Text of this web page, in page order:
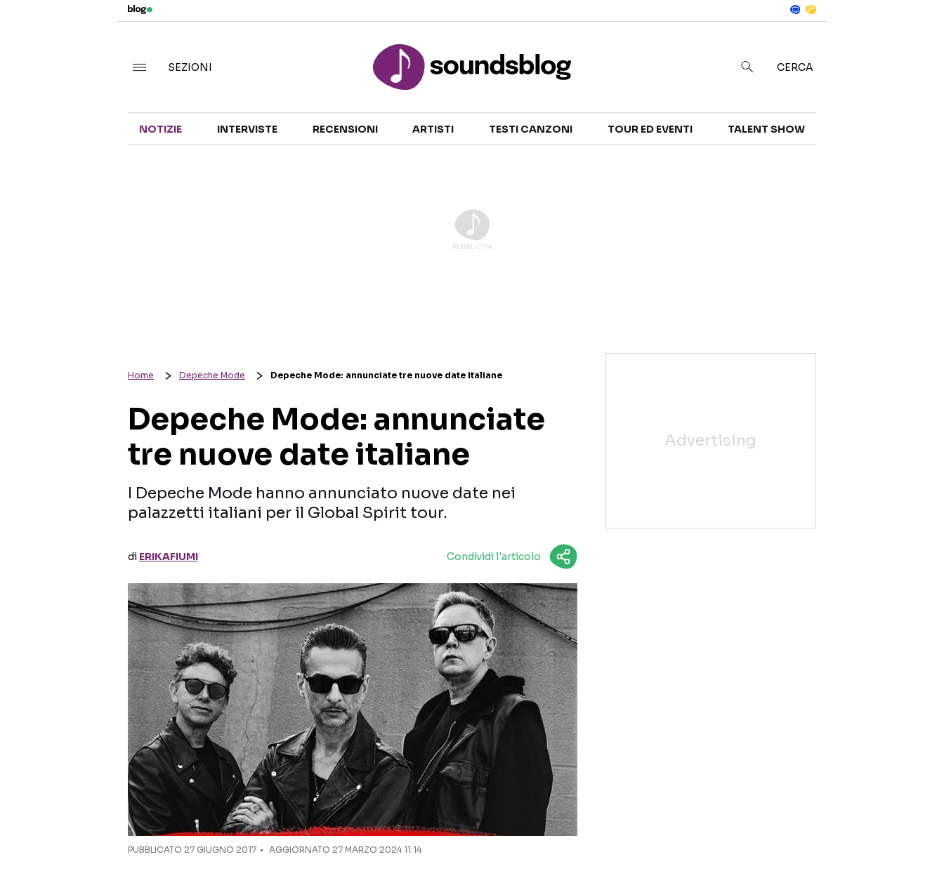
TALENT SHOW
SEZIONI CERCA
NOTIZIE INTERVISTE RECENSIONI ARTISTI TESTI CANZONI TOUR ED EVENTI TALENT SHOW
Home Depeche Mode Depeche Mode: annunciate tre nuove date italiane
Depeche Mode: annunciate
tre nuove date italiane
I Depeche Mode hanno annunciato nuove date nei
palazzetti italiani per il Global Spirit tour.
di ERIKAFIUMI Condividi l'articolo
PUBBLICATO 27 GIUGNO 2017 AGGIORNATO 27 MARZO 2024 11:14